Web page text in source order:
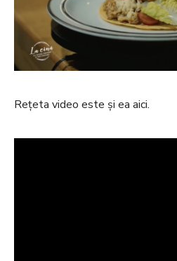
Rețeta video este și ea aici.